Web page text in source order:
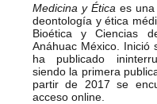
Medicina y Ética es una
deontología y ética
Bioética y Ciencias
Anáhuac México.
ha publicado
siendo la primera
partir de 2017 se
acceso online.